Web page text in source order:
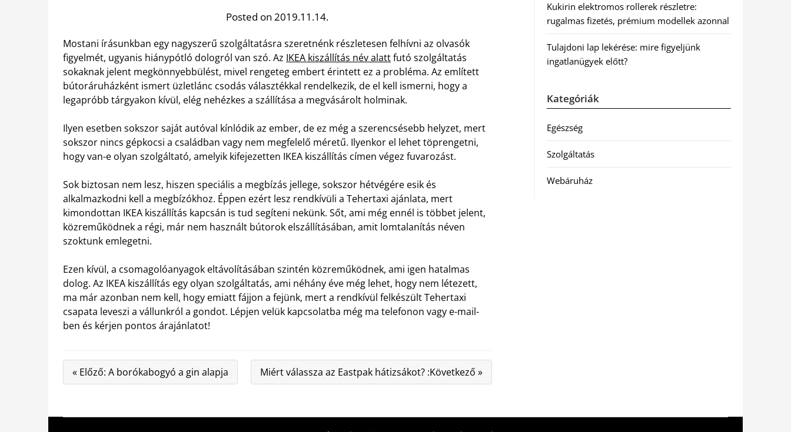
Posted on 2019.11.14.
Mostani írásunkban egy nagyszerű szolgáltatásra szeretnénk részletesen felhívni az olvasók
figyelmét, ugyanis hiánypótló dologról van szó. Az IKEA kiszállítás név alattfutó szolgáltatás
sokaknak jelent megkönnyebbülést, mivel rengeteg embert érintett ez a probléma. Az említett
bútoráruházként ismert üzletlánc csodás választékkal rendelkezik, de el kell ismerni, hogy a
legapróbb tárgyakon kívül, elég nehézkes a szállítása a megvásárolt holminak.
Ilyen esetben sokszor saját autóval kínlódik az ember, de ez még a szerencsésebb helyzet, mert
sokszor nincs gépkocsi a családban vagy nem megfelelő méretű. Ilyenkor el lehet töprengetni,
hogy van-e olyan szolgáltató, amelyik kifejezetten IKEA kiszállítás címen végez fuvarozást.
Sok biztosan nem lesz, hiszen speciális a megbízás jellege, sokszor hétvégére esik és
alkalmazkodni kell a megbízókhoz. Éppen ezért lesz rendkívüli a Tehertaxi ajánlata, mert
kimondottan IKEA kiszállítás kapcsán is tud segíteni nekünk. Sőt, ami még ennél is többet jelent,
közreműködnek a régi, már nem használt bútorok elszállításában, amit lomtalanítás néven
szoktunk emlegetni.
Ezen kívül, a csomagolóanyagok eltávolításában szintén közreműködnek, ami igen hatalmas
dolog. Az IKEA kiszállítás egy olyan szolgáltatás, ami néhány éve még lehet, hogy nem létezett,
ma már azonban nem kell, hogy emiatt fájjon a fejünk, mert a rendkívül felkészült Tehertaxi
csapata leveszi a vállunkról a gondot. Lépjen velük kapcsolatba még ma telefonon vagy e-mail-
ben és kérjen pontos árajánlatot!
« Előző: A borókabogyó a gin alapja Miért válassza az Eastpak hátizsákot? :Következő »
Kukirin elektromos rollerek részletre:
rugalmas fizetés, prémium modellek azonnal
Tulajdoni lap lekérése: mire figyeljünk
ingatlanügyek előtt?
Kategóriák
Egészség
Szolgáltatás
Webáruház